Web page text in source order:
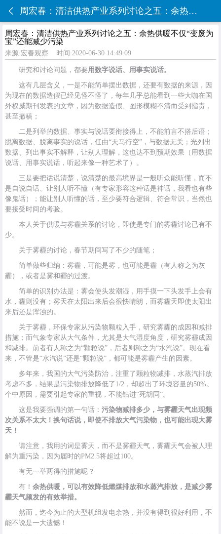
周宏春：清洁供热产业系列讨论之五：余热供暖不仅“变废为宝”还能减少污染
周宏春：清洁供热产业系列讨论之五：余热供暖不仅“变废为
宝”还能减少污染
来源:宏春观察 时间:2020-06-30 14:49:09
研究和讨论问题，都要用数字说话、用事实说话。
这有几层含义，一是不能简单摆出数据，还要有数据的来源，因
为现在的数据造假已经见怪不怪了，每年几乎总能看到一些大咖在国
外权威期刊发表的文章，因为数据造假、图形模糊不清而受到指责，
甚至撤稿；
二是列举的数据、事实与说话要衔接得上，不能前言不搭后语；
脱离数据、脱离事实的说话，任由“天马行空”，与数据无关；光列出
数据、列出事实不解释，让别人理解，这也达不到预期效果（用数据
说话、用事实说话，听起来像一种艺术了）。
三是要把话说清楚，说清楚的最高境界是一般听众能听懂，而不
是自说自话、让别人听不懂（有专家形容这种话是神话，我看也有些
像鬼话）；能让别人听懂的话，至少要符合逻辑、符合常识，当然也
要接受时间的考验。
本人关于供暖与雾霾关系的讨论，即使是专门的雾霾讨论已有不
少。
关于雾霾的讨论，春节期间写了不少的随笔；
简单做些归纳：雾霾，可能是雾，也可能是霾（有人称之为灰
霾），或者是雾和霾的过渡。
简单的识别办法是：雾会使头发潮湿，用手摸一下头发手上会有
水，霾则没有；雾天在太阳出来后会很快晴朗，而雾霾天即使太阳出
来后还是浑浊的。
关于雾霾，环保专家从污染物颗粒入手，研究雾霾的成因和减排
措施；而气象专家从大气条件，尤其是大气湿度角度，研究雾霾成因
和减排。前者有人称之为“颗粒说”，后者则称之为“水汽说”。现在看
来，不管是“水汽说”还是“颗粒说”，都可能是雾霾产生的因素。
多年来，我国的大气污染防治，注重了颗粒物减排，水蒸汽排放
考虑不多，结果是污染物排放降低了1/2，却超出了环境容量的50%。
个中原因，需要引起专家的重视，不能钻进“死胡同”。
这是我要强调的第一句话： 污染物减排多少，与雾霾天气出现频
次关系不太大！换句话说，即使不排放大气污染物，也可能出现大雾
天！
请注意，我用的词是雾天，而不是雾霾天气，雾霾天气会被人理
解为重污染，因为届时的PM2.5将超过100。
有无一举两得的措施呢？
有！ 余热供暖，可以有效降低燃煤排放和水蒸汽排放，是减少雾
霾天气频发的有效举措。
然而，迄今为止的大型机组发电余热，并没有得到很好利用，不
能不说是一大遗憾！